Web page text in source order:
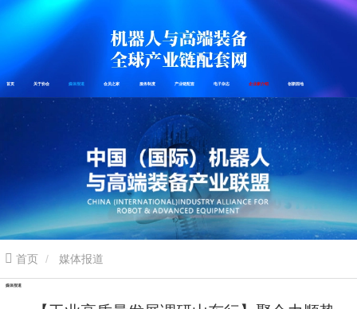
首页 关于协会 媒体报道 会员之家 服务制度 产业链配套 电子杂志 企业家介绍 创新园地
首页 媒体报道
媒体报道